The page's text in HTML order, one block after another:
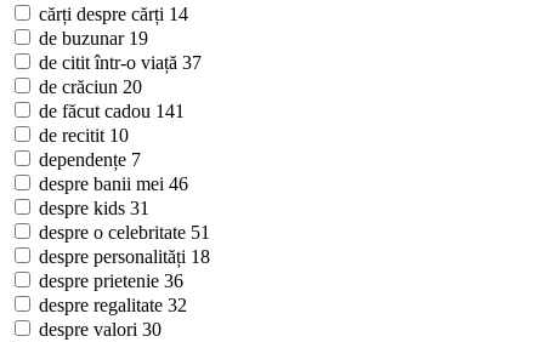
cărți despre cărți 14
de buzunar 19
de citit într-o viață 37
de crăciun 20
de făcut cadou 141
de recitit 10
dependențe 7
despre banii mei 46
despre kids 31
despre o celebritate 51
despre personalități 18
despre prietenie 36
despre regalitate 32
despre valori 30